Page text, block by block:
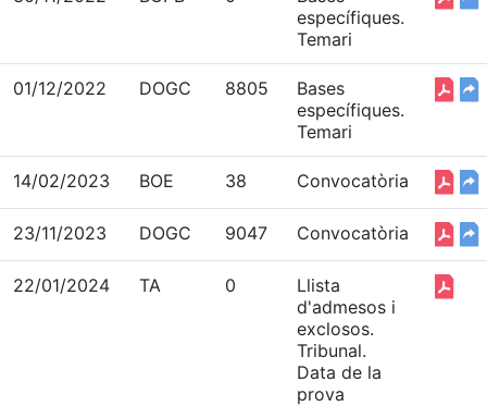
específiques.
Temari
01/12/2022 DOGC 8805
Bases
específiques.
Temari
14/02/2023 BOE 38 Convocatòria
23/11/2023 DOGC 9047 Convocatòria
22/01/2024 TA 0
Llista
d'admesos i
exclosos.
Tribunal.
Data de la
prova